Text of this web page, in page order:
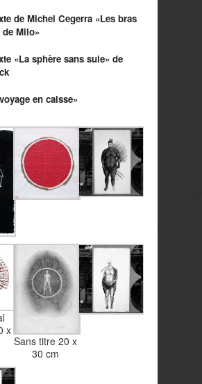
de Michel Cegerra «Les bras
de Milo»
«La sphère sans suie» de
en caisse»
x
Sans titre 20 x
30 cm